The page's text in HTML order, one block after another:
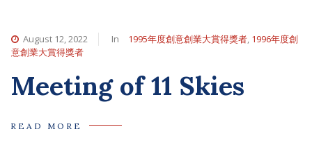
August 12, 2022 In 1995年度創意創業大賞得獎者, 1996年度創
意創業大賞得獎者
Meeting of 11 Skies
READ MORE